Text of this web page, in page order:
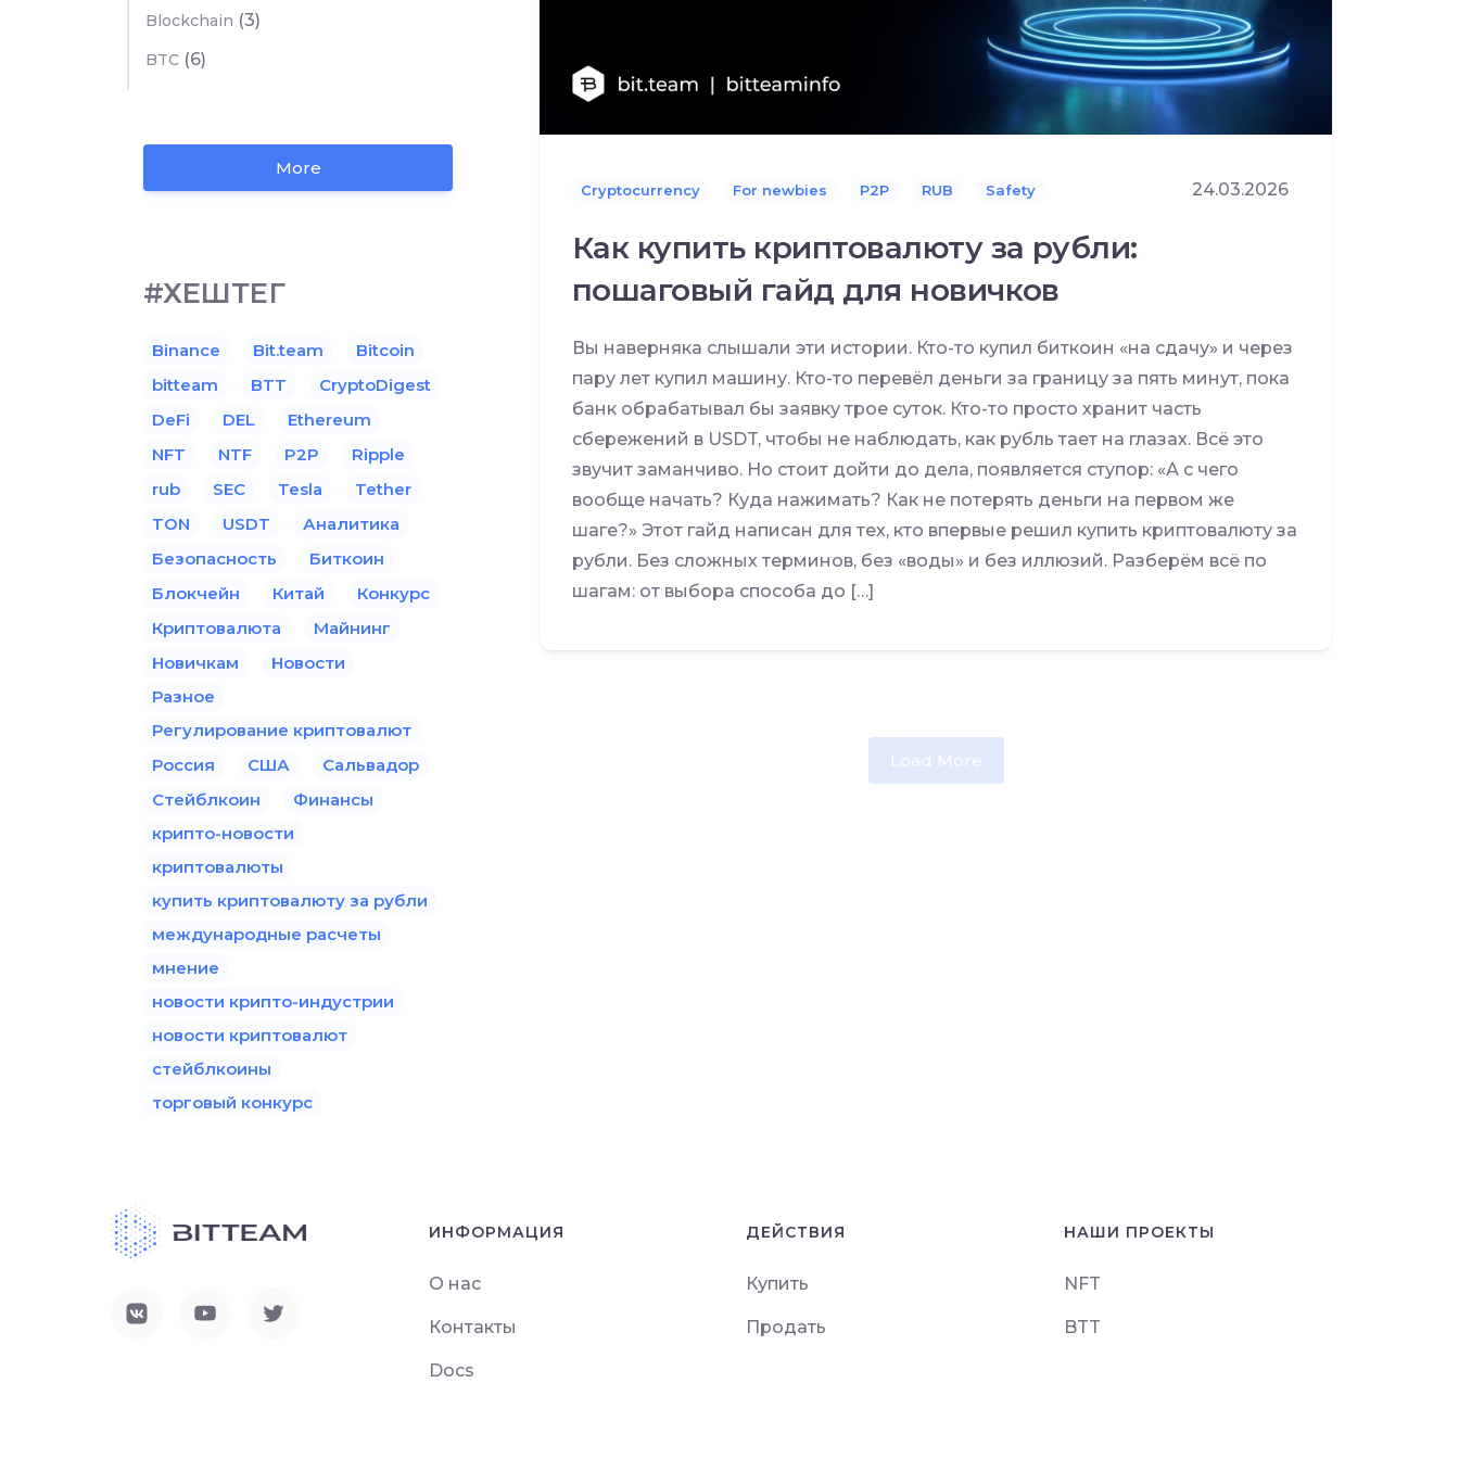
Cryptocurrency For newbies P2P RUB Safety 24.03.2026
Как купить криптовалюту за рубли:
пошаговый гайд для новичков
Вы наверняка слышали эти истории. Кто-то купил биткоин «на сдачу» и через
пару лет купил машину. Кто-то перевёл деньги за границу за пять минут, пока
банк обрабатывал бы заявку трое суток. Кто-то просто хранит часть
сбережений в USDT, чтобы не наблюдать, как рубль тает на глазах. Всё это
звучит заманчиво. Но стоит дойти до дела, появляется ступор: «А с чего
вообще начать? Куда нажимать? Как не потерять деньги на первом же
шаге?» Этот гайд написан для тех, кто впервые решил купить криптовалюту за
рубли. Без сложных терминов, без «воды» и без иллюзий. Разберём всё по
шагам: от выбора способа до […]
Load More
Blockchain (3)
BTC (6)
More
#ХЕШТЕГ
Binance Bit.team
Bitcoin
bitteam
BTT
CryptoDigest
DeFi
DEL
Ethereum
NFT
NTF P2P
Ripple
rub
SEC Tesla
Tether
TON
USDT
Аналитика
Безопасность
Биткоин
Блокчейн
Китай
Конкурс
Криптовалюта
Майнинг
Новичкам
Новости
Разное
Регулирование криптовалют
Россия
США
Сальвадор
Стейблкоин
Финансы
крипто-новости
криптовалюты
купить криптовалюту за рубли
международные расчеты
мнение
новости крипто-индустрии
новости криптовалют
стейблкоины
торговый конкурс
ИНФОРМАЦИЯ
О нас
Контакты
Docs
ДЕЙСТВИЯ
Купить
Продать
НАШИ ПРОЕКТЫ
NFT
BTT